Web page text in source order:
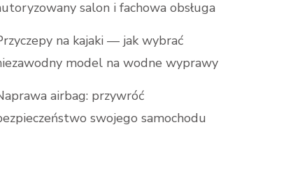
salon i fachowa obsługa
na kajaki — jak wybrać
model na wodne wyprawy
airbag: przywróć
swojego samochodu